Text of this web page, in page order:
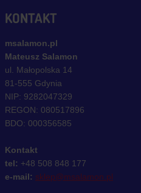
KONTAKT
msalamon.pl
Mateusz Salamon
ul. Małopolska 14
81-555 Gdynia
NIP: 9282047329
REGON: 080517896
BDO: 000356585
Kontakt
tel: +48 508 848 177
e-mail: sklep@msalamon.pl